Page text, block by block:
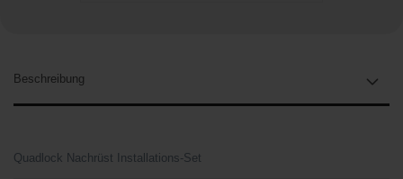
Beschreibung
Quadlock Nachrüst Installations-Set